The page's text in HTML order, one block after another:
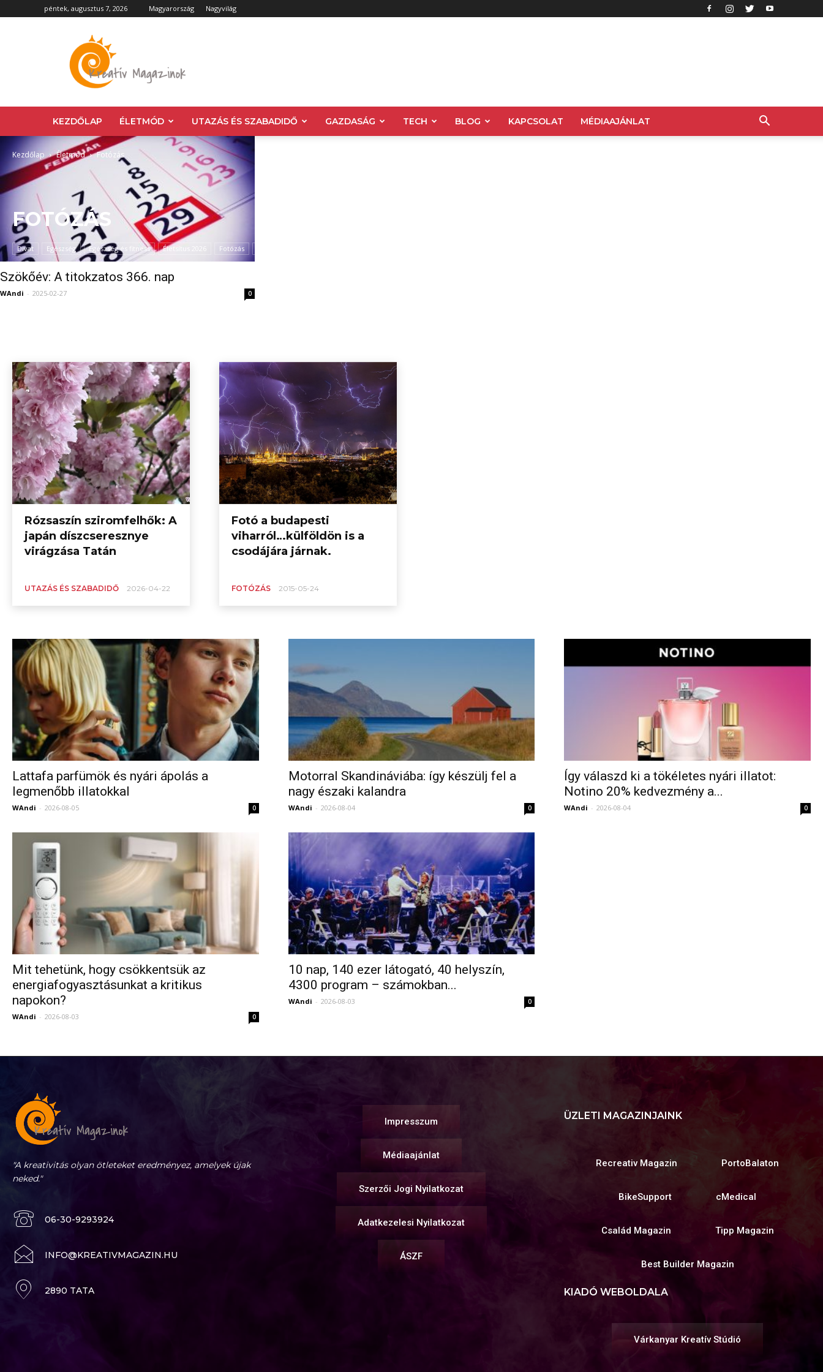
péntek, augusztus 7, 2026 Magyarország Nagyvilág
KEZDŐLAP ÉLETMÓD UTAZÁS ÉS SZABADIDŐ GAZDASÁG TECH BLOG KAPCSOLAT MÉDIAAJÁNLAT
Kezdőlap Életmód Fotózás
FOTÓZÁS
Divat Egészség Egészség és fitness Életsítus 2026 Fotózás
Szökőév: A titokzatos 366. nap
WAndi - 2025-02-27 0
Rózsaszín sziromfelhők: A
japán díszcseresznye
virágzása Tatán
UTAZÁS ÉS SZABADIDŐ 2026-04-22
Fotó a budapesti
viharról…külföldön is a
csodájára járnak.
FOTÓZÁS 2015-05-24
Lattafa parfümök és nyári ápolás a
legmenőbb illatokkal
WAndi - 2026-08-05 0
Motorral Skandináviába: így készülj fel a
nagy északi kalandra
WAndi - 2026-08-04 0
Így válaszd ki a tökéletes nyári illatot:
Notino 20% kedvezmény a...
WAndi - 2026-08-04 0
Mit tehetünk, hogy csökkentsük az
energiafogyasztásunkat a kritikus
napokon?
WAndi - 2026-08-03 0
10 nap, 140 ezer látogató, 40 helyszín,
4300 program – számokban...
WAndi - 2026-08-03 0
"A kreativitás olyan ötleteket eredményez, amelyek újak
neked."
06-30-9293924
INFO@KREATIVMAGAZIN.HU
2890 TATA
Impresszum
Médiaajánlat
Szerzői Jogi Nyilatkozat
Adatkezelesi Nyilatkozat
ÁSZF
ÜZLETI MAGAZINJAINK
Recreativ Magazin PortoBalaton
BikeSupport cMedical
Család Magazin Tipp Magazin
Best Builder Magazin
KIADÓ WEBOLDALA
Várkanyar Kreatív Stúdió